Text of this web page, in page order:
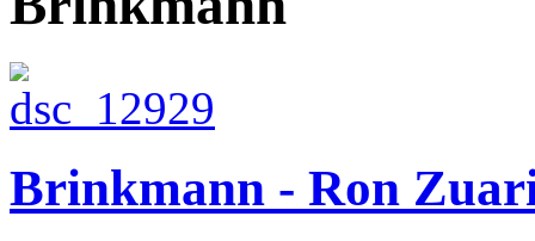
Brinkmann - Ron